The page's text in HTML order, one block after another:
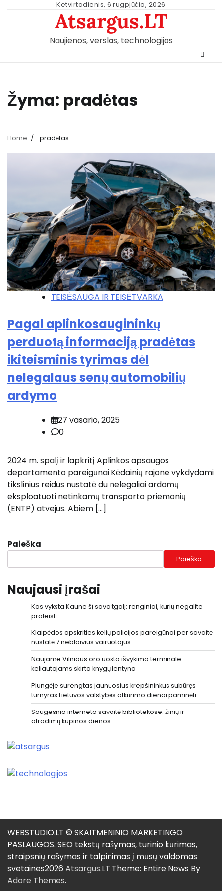
Ketvirtadienis, 6 rugpjūčio, 2026
Atsargus.LT
Naujienos, verslas, technologijos
Žyma: pradėtas
Home pradėtas
TEISĖSAUGA IR TEISĖTVARKA
Pagal aplinkosaugininkų
perduotą informaciją pradėtas
ikiteisminis tyrimas dėl
nelegalaus senų automobilių
ardymo
27 vasario, 2025
0
2024 m. spalį ir lapkritį Aplinkos apsaugos
departamento pareigūnai Kėdainių rajone vykdydami
tikslinius reidus nustatė du nelegaliai ardomų
eksploatuoti netinkamų transporto priemonių
(ENTP) atvejus. Abiem […]
Paieška
Paieška
Naujausi įrašai
Kas vyksta Kaune šį savaitgalį: renginiai, kurių negalite
praleisti
Klaipėdos apskrities kelių policijos pareigūnai per savaitę
nustatė 7 neblaivius vairuotojus
Naujame Vilniaus oro uosto išvykimo terminale –
keliautojams skirta knygų lentyna
Plungėje surengtas jaunuosius krepšininkus subūręs
turnyras Lietuvos valstybės atkūrimo dienai paminėti
Saugesnio interneto savaitė bibliotekose: žinių ir
atradimų kupinos dienos
WEBSTUDIO.LT © SKAITMENINIO MARKETINGO
PASLAUGOS. SEO tekstų rašymas, turinio kūrimas,
straipsnių rašymas ir talpinimas į mūsų valdomas
svetaines2026 Atsargus.LT Theme: Entire News By
Adore Themes.